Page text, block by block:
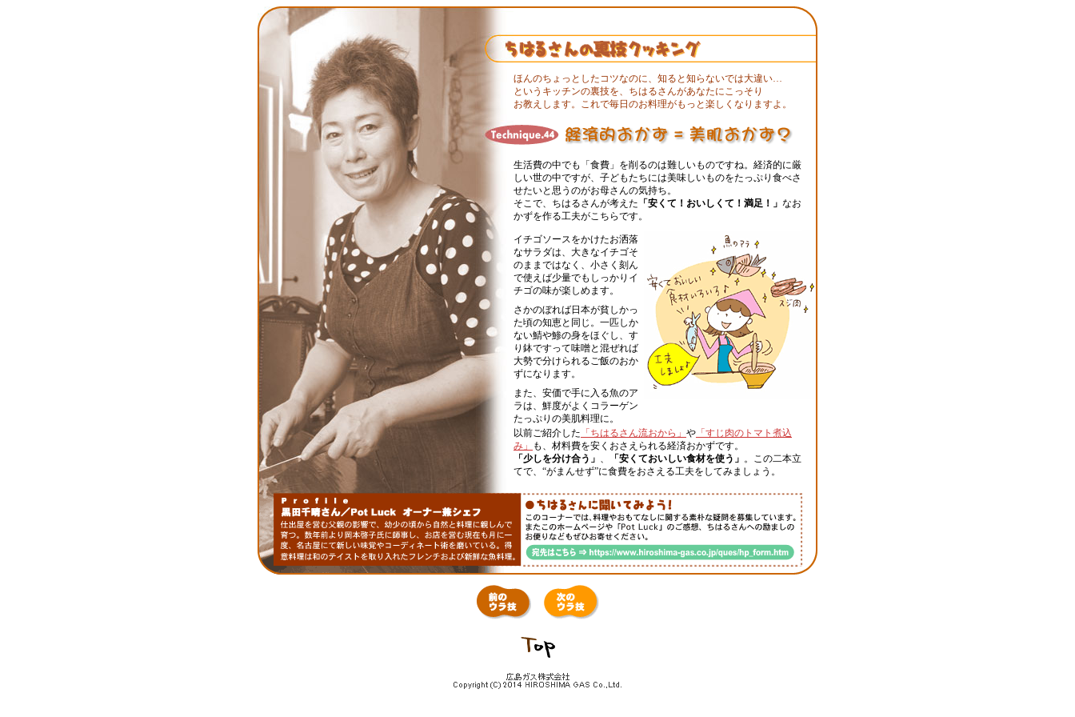
ほんのちょっとしたコツなのに、知ると知らないでは大違い…
というキッチンの裏技を、ちはるさんがあなたにこっそり
お教えします。これで毎日のお料理がもっと楽しくなりますよ。
生活費の中でも「食費」を削るのは難しいものですね。経済的に厳
しい世の中ですが、子どもたちには美味しいものをたっぷり食べさ
せたいと思うのがお母さんの気持ち。
そこで、ちはるさんが考えた 「安くて！おいしくて！満足！」 なお
かずを作る工夫がこちらです。
イチゴソースをかけたお洒落
なサラダは、大きなイチゴそ
のままではなく、小さく刻ん
で使えば少量でもしっかりイ
チゴの味が楽しめます。
さかのぼれば日本が貧しかっ
た頃の知恵と同じ。一匹しか
ない鯖や鯵の身をほぐし、す
り鉢ですって味噌と混ぜれば
大勢で分けられるご飯のおか
ずになります。
また、安価で手に入る魚のア
ラは、鮮度がよくコラーゲン
たっぷりの美肌料理に。
以前ご紹介した 「ちはるさん流おから」 や 「すじ肉のトマト煮込
み」
も、材料費を安くおさえられる経済おかずです。
「少しを分け合う」 、 「安くておいしい食材を使う」 。この二本立
てで、“がまんせず”に食費をおさえる工夫をしてみましょう。